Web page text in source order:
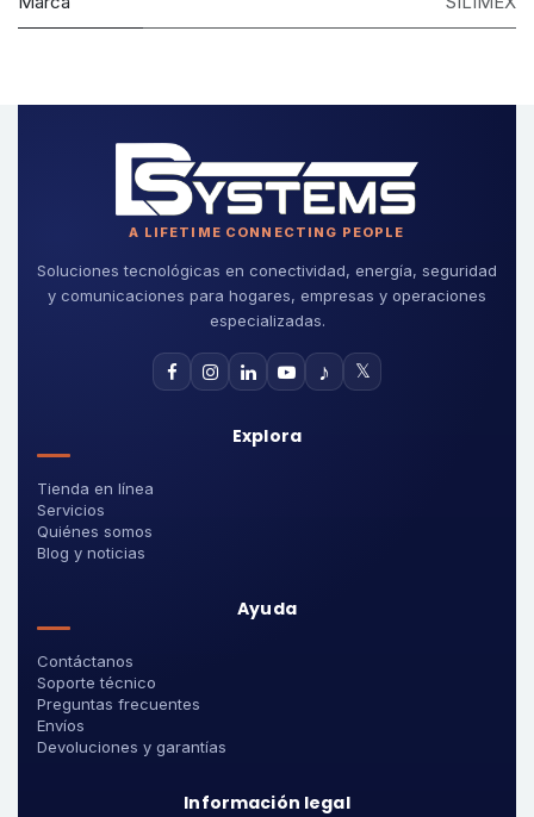
A LIFETIME CONNECTING PEOPLE
Soluciones tecnológicas en conectividad, energía, seguridad
y comunicaciones para hogares, empresas y operaciones
especializadas.
♪ 𝕏
Explora
Tienda en línea
Servicios
Quiénes somos
Blog y noticias
Ayuda
Contáctanos
Soporte técnico
Preguntas frecuentes
Envíos
Devoluciones y garantías
Información legal